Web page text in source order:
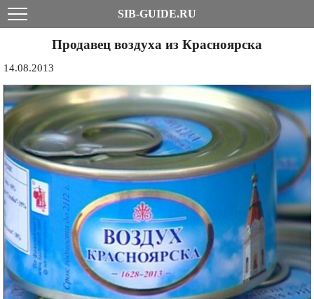
SIB-GUIDE.RU
Продавец воздуха из Красноярска
14.08.2013